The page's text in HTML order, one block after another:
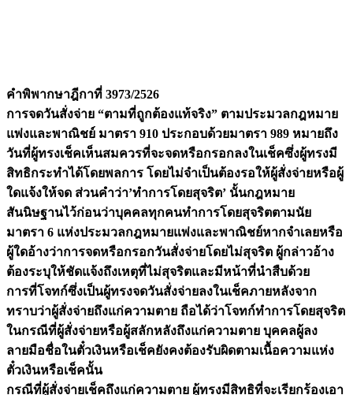
คำพิพากษาฎีกาที่ 3973/2526
การจดวันสั่งจ่าย “ตามที่ถูกต้องแท้จริง” ตามประมวลกฎหมาย
แพ่งและพาณิชย์ มาตรา 910 ประกอบด้วยมาตรา 989 หมายถึง
วันที่ผู้ทรงเช็คเห็นสมควรที่จะจดหรือกรอกลงในเช็คซึ่งผู้ทรงมี
สิทธิกระทำได้โดยพลการ โดยไม่จำเป็นต้องรอให้ผู้สั่งจ่ายหรือผู้
ใดแจ้งให้จด ส่วนคำว่า’ทำการโดยสุจริต’ นั้นกฎหมาย
สันนิษฐานไว้ก่อนว่าบุคคลทุกคนทำการโดยสุจริตตามนัย
มาตรา 6 แห่งประมวลกฎหมายแพ่งและพาณิชย์หากจำเลยหรือ
ผู้ใดอ้างว่าการจดหรือกรอกวันสั่งจ่ายโดยไม่สุจริต ผู้กล่าวอ้าง
ต้องระบุให้ชัดแจ้งถึงเหตุที่ไม่สุจริตและมีหน้าที่นำสืบด้วย
การที่โจทก์ซึ่งเป็นผู้ทรงจดวันสั่งจ่ายลงในเช็คภายหลังจาก
ทราบว่าผู้สั่งจ่ายถึงแก่ความตาย ถือได้ว่าโจทก์ทำการโดยสุจริต
ในกรณีที่ผู้สั่งจ่ายหรือผู้สลักหลังถึงแก่ความตาย บุคคลผู้ลง
ลายมือชื่อในตั๋วเงินหรือเช็คยังคงต้องรับผิดตามเนื้อความแห่ง
ตั๋วเงินหรือเช็คนั้น
กรณีที่ผู้สั่งจ่ายเช็คถึงแก่ความตาย ผู้ทรงมีสิทธิที่จะเรียกร้องเอา